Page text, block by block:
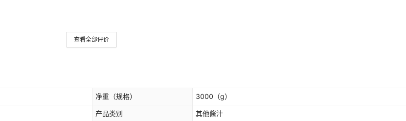
查看全部评价
净重（规格） 3000 （g）
产品类别 其他酱汁